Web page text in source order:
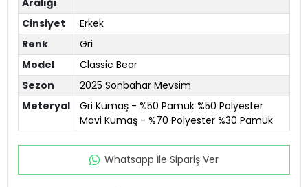
Cinsiyet
Erkek
Renk
Gri
Model
Classic Bear
Sezon
2025 Sonbahar Mevsim
Meteryal
Gri Kumaş - %50 Pamuk %50 Polyester
Mavi Kumaş - %70 Polyester %30 Pamuk
Whatsapp İle Sipariş Ver